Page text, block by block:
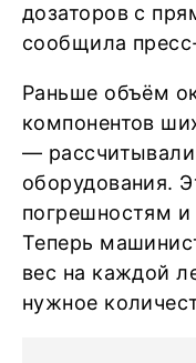
дозаторов с
сообщила
Раньше объём
компонентов
—
оборудования.
погрешностям и
Теперь
вес на каждой
нужное